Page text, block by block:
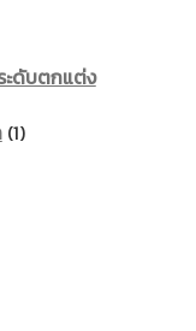
ะดับตกแต่ง
11